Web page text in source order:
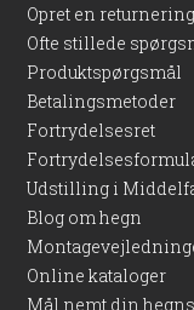
Opret en returnering
Ofte stillede
Produktspørgsmål
Betalingsmetoder
Fortrydelsesret
Udstilling i
Blog om hegn
Online kataloger
Mål nemt din